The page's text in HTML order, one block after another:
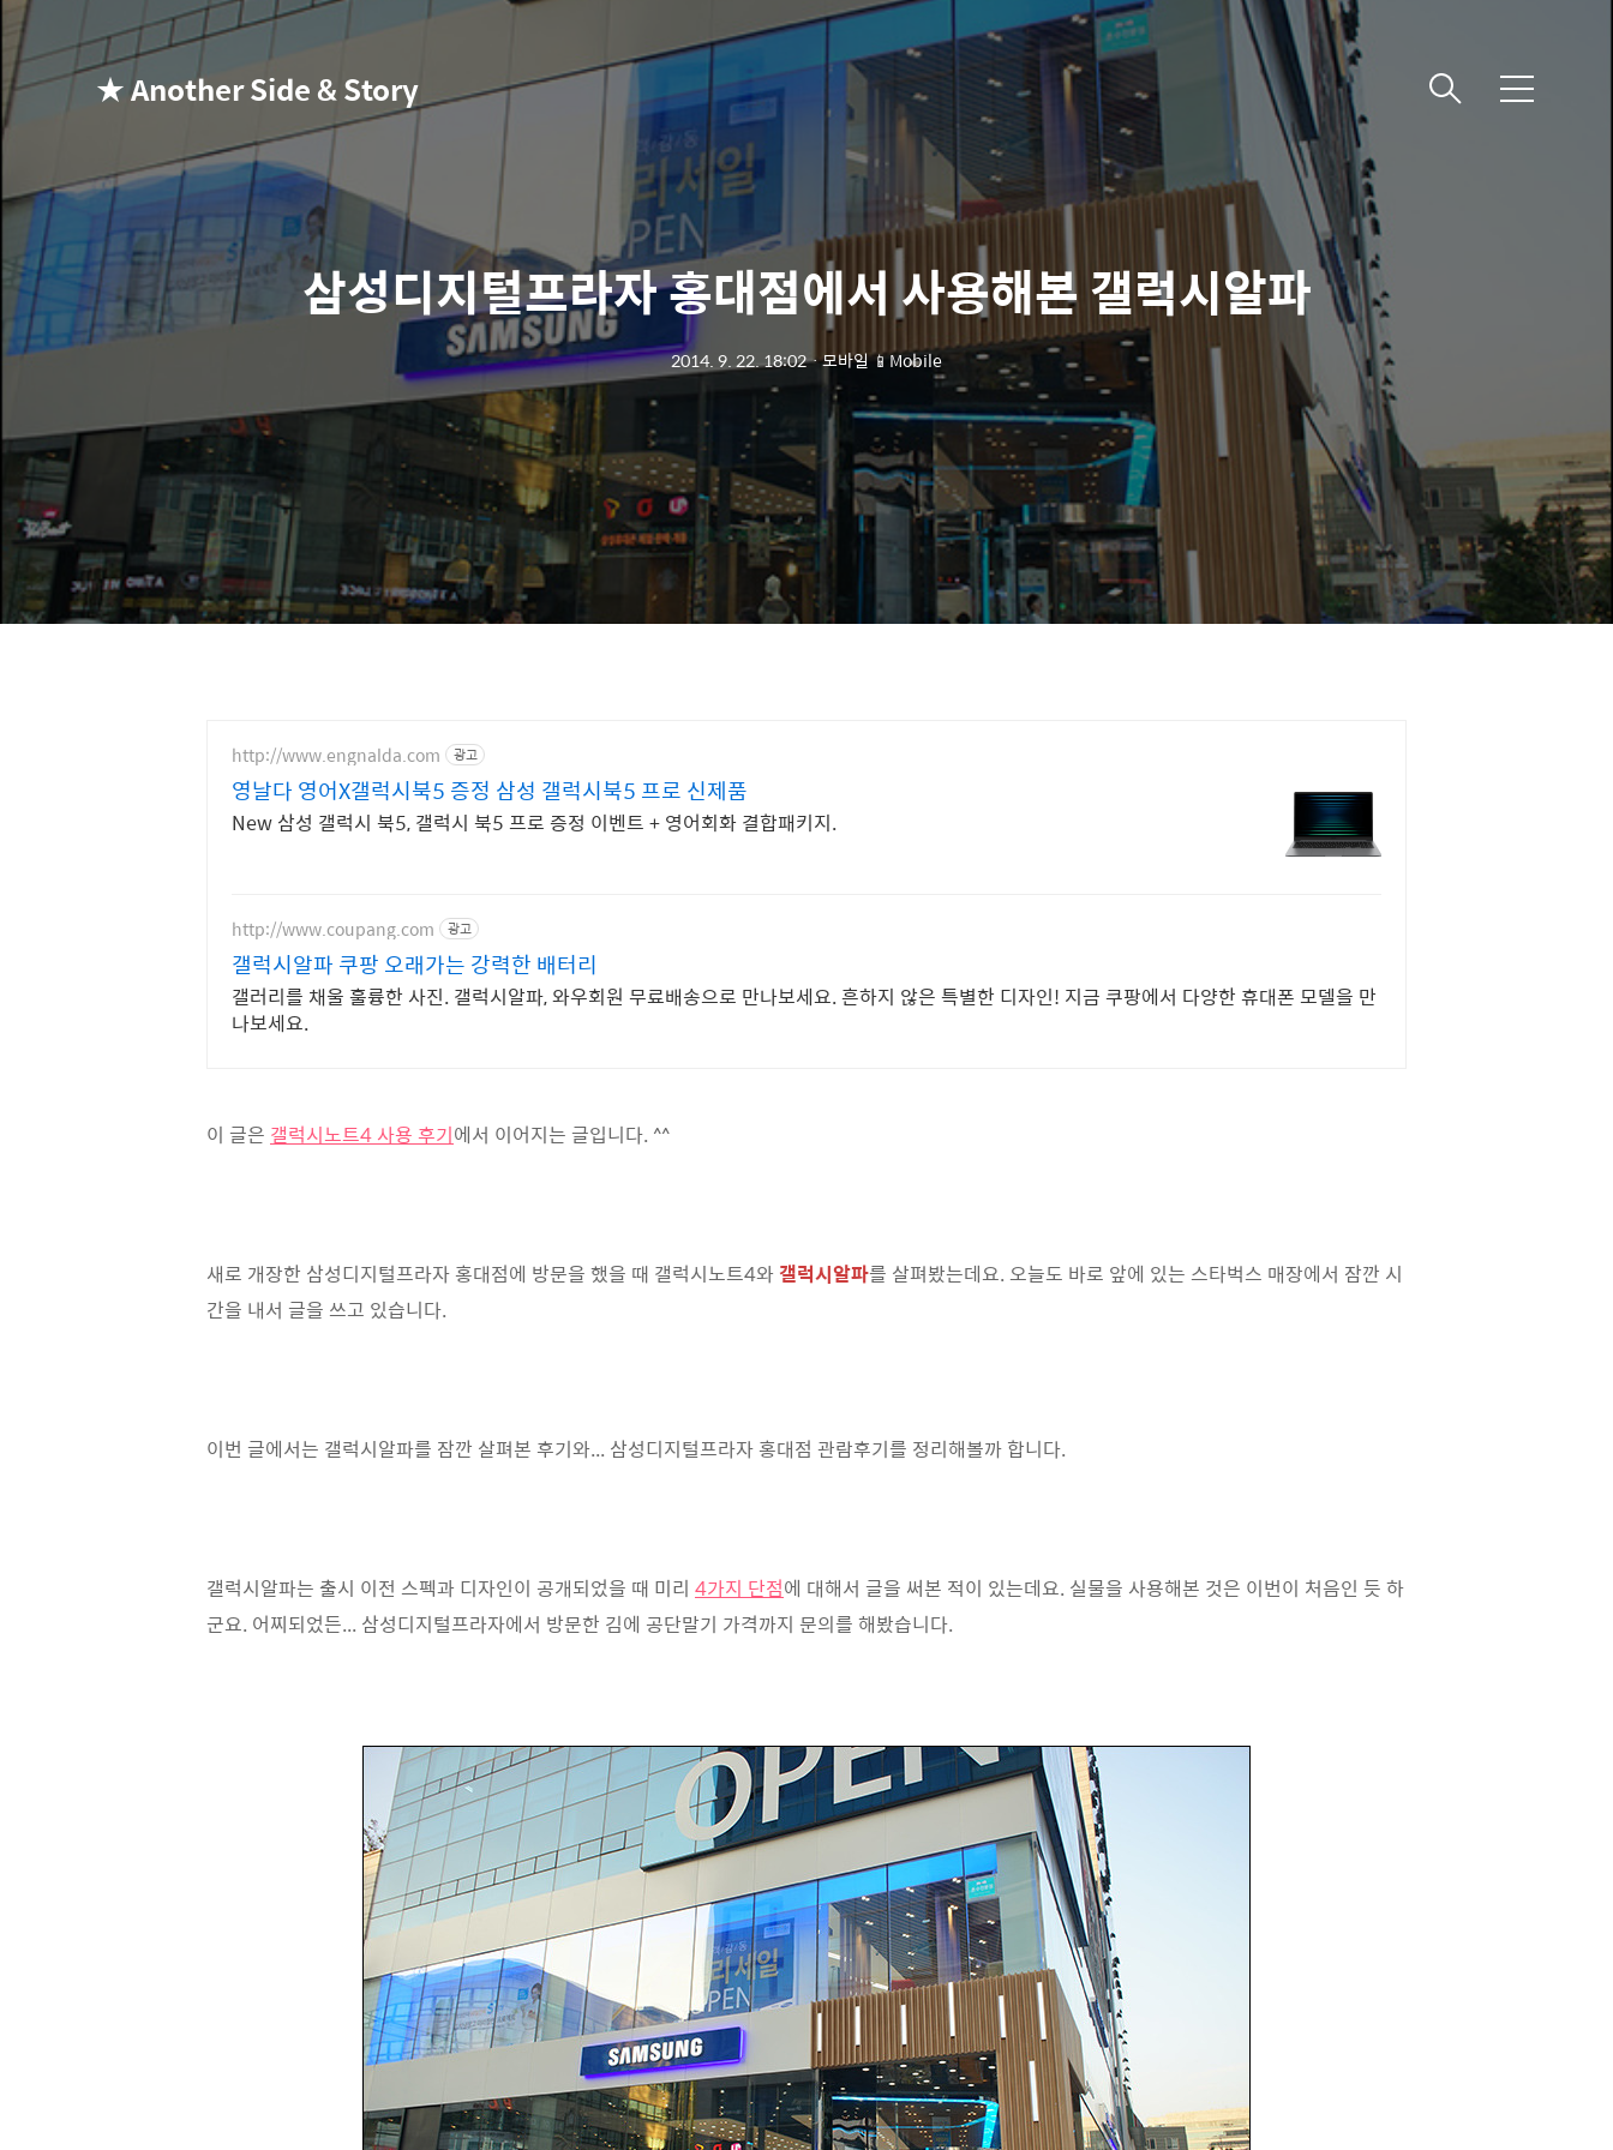
★ Another Side & Story 메
삼성디지털프라자 홍대점에서 사용해본 갤럭시알파
2014. 9. 22. 18:02ㆍ모바일 📱Mobile
http://www.engnalda.com 광고
영날다 영어X갤럭시북5 증정 삼성 갤럭시북5 프로 신제품
New 삼성 갤럭시 북5, 갤럭시 북5 프로 증정 이벤트 + 영어회화 결합패키지.
http://www.coupang.com 광고
갤럭시알파 쿠팡 오래가는 강력한 배터리
갤러리를 채울 훌륭한 사진. 갤럭시알파, 와우회원 무료배송으로 만나보세요. 흔하지 않은 특별한 디자인! 지금 쿠팡에서 다양한 휴대폰 모델을 만
나보세요.
이 글은 갤럭시노트4 사용 후기에서 이어지는 글입니다. ^^
새로 개장한 삼성디지털프라자 홍대점에 방문을 했을 때 갤럭시노트4와 갤럭시알파를 살펴봤는데요. 오늘도 바로 앞에 있는 스타벅스 매장에서 잠깐 시
간을 내서 글을 쓰고 있습니다.
이번 글에서는 갤럭시알파를 잠깐 살펴본 후기와... 삼성디지털프라자 홍대점 관람후기를 정리해볼까 합니다.
갤럭시알파는 출시 이전 스펙과 디자인이 공개되었을 때 미리 4가지 단점에 대해서 글을 써본 적이 있는데요. 실물을 사용해본 것은 이번이 처음인 듯 하
군요. 어찌되었든... 삼성디지털프라자에서 방문한 김에 공단말기 가격까지 문의를 해봤습니다.